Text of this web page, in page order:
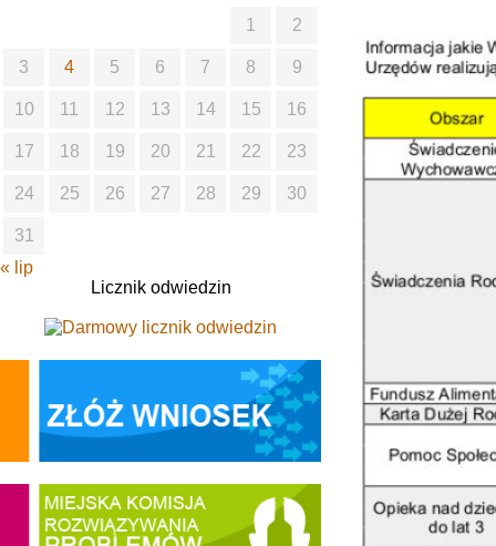
1 2
3 4 5 6 7 8 9
10 11 12 13 14 15 16
17 18 19 20 21 22 23
24 25 26 27 28 29 30
31
« lip
Licznik odwiedzin